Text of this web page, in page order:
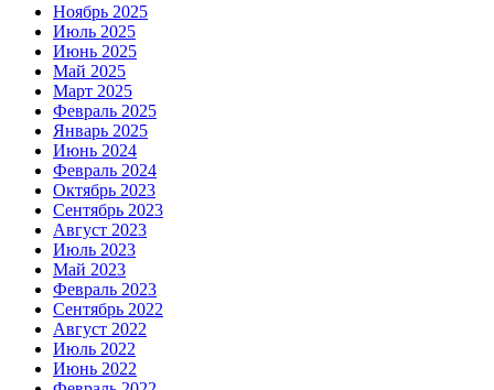
Ноябрь 2025
Июль 2025
Июнь 2025
Май 2025
Март 2025
Февраль 2025
Январь 2025
Июнь 2024
Февраль 2024
Октябрь 2023
Сентябрь 2023
Август 2023
Июль 2023
Май 2023
Февраль 2023
Сентябрь 2022
Август 2022
Июль 2022
Июнь 2022